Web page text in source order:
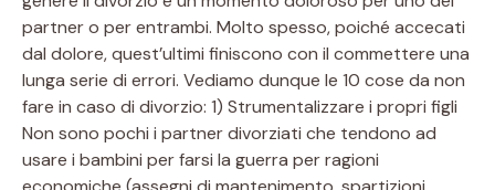
partner o per entrambi. Molto spesso, poiché accecati
dal dolore, quest’ultimi finiscono con il commettere una
lunga serie di errori. Vediamo dunque le 10 cose da non
fare in caso di divorzio: 1) Strumentalizzare i propri figli
Non sono pochi i partner divorziati che tendono ad
usare i bambini per farsi la guerra per ragioni